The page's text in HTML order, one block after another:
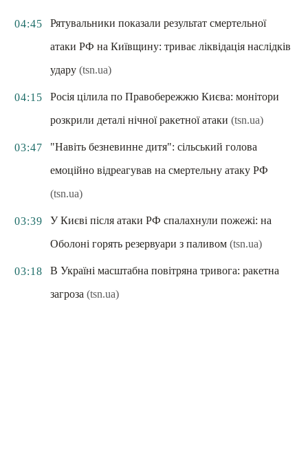
04:45
Рятувальники показали результат смертельної
атаки РФ на Київщину: триває ліквідація наслідків
удару (tsn.ua)
04:15
Росія цілила по Правобережжю Києва: монітори
розкрили деталі нічної ракетної атаки (tsn.ua)
03:47
"Навіть безневинне дитя": сільський голова
емоційно відреагував на смертельну атаку РФ
(tsn.ua)
03:39
У Києві після атаки РФ спалахнули пожежі: на
Оболоні горять резервуари з паливом (tsn.ua)
03:18
В Україні масштабна повітряна тривога: ракетна
загроза (tsn.ua)